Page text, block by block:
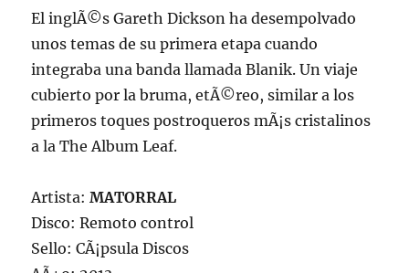
El inglÃ©s Gareth Dickson ha desempolvado
unos temas de su primera etapa cuando
integraba una banda llamada Blanik. Un viaje
cubierto por la bruma, etÃ©reo, similar a los
primeros toques postroqueros mÃ¡s cristalinos
a la The Album Leaf.
Artista:MATORRAL
Disco: Remoto control
Sello: CÃ¡psula Discos